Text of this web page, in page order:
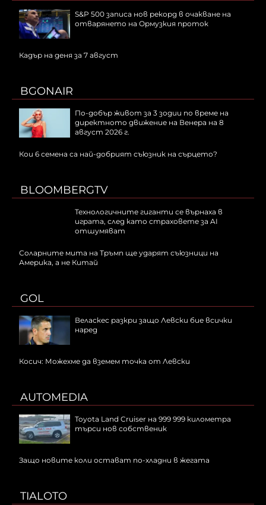
S&P 500 записа нов рекорд в очакване на
отварянето на Ормузкия проток
Кадър на деня за 7 август
BGONAIR
По-добър живот за 3 зодии по време на
директното движение на Венера на 8
август 2026 г.
Кои 6 семена са най-добрият съюзник на сърцето?
BLOOMBERGTV
Технологичните гиганти се върнаха в
играта, след като страховете за AI
отшумяват
Соларните мита на Тръмп ще ударят съюзници на
Америка, а не Китай
GOL
Веласкес разкри защо Левски бие всички
наред
Косич: Можехме да вземем точка от Левски
AUTOMEDIA
Toyota Land Cruiser на 999 999 километра
търси нов собственик
Защо новите коли остават по-хладни в жегата
TIALOTO